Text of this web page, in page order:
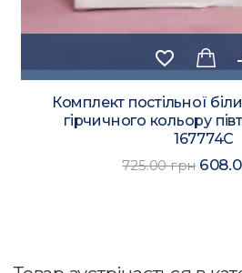
favorite_border
Комплект постільної
гірчичного кольору
167774C
725.00 грн